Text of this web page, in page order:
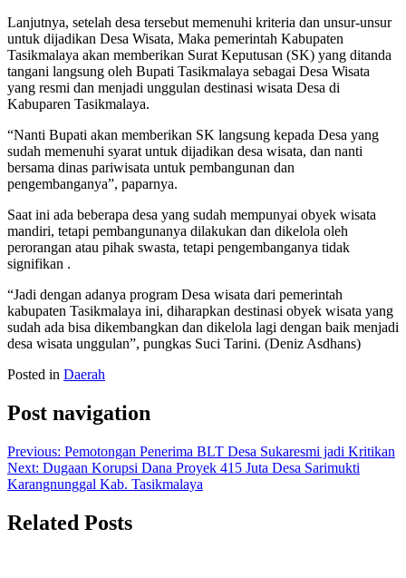
Lanjutnya, setelah desa tersebut memenuhi kriteria dan unsur-unsur
untuk dijadikan Desa Wisata, Maka pemerintah Kabupaten
Tasikmalaya akan memberikan Surat Keputusan (SK) yang ditanda
tangani langsung oleh Bupati Tasikmalaya sebagai Desa Wisata
yang resmi dan menjadi unggulan destinasi wisata Desa di
Kabuparen Tasikmalaya.
“Nanti Bupati akan memberikan SK langsung kepada Desa yang
sudah memenuhi syarat untuk dijadikan desa wisata, dan nanti
bersama dinas pariwisata untuk pembangunan dan
pengembanganya”, paparnya.
Saat ini ada beberapa desa yang sudah mempunyai obyek wisata
mandiri, tetapi pembangunanya dilakukan dan dikelola oleh
perorangan atau pihak swasta, tetapi pengembanganya tidak
signifikan .
“Jadi dengan adanya program Desa wisata dari pemerintah
kabupaten Tasikmalaya ini, diharapkan destinasi obyek wisata yang
sudah ada bisa dikembangkan dan dikelola lagi dengan baik menjadi
desa wisata unggulan”, pungkas Suci Tarini. (Deniz Asdhans)
Posted in Daerah
Post navigation
Previous: Pemotongan Penerima BLT Desa Sukaresmi jadi Kritikan
Next: Dugaan Korupsi Dana Proyek 415 Juta Desa Sarimukti
Karangnunggal Kab. Tasikmalaya
Related Posts